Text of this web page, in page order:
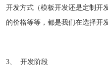
开发方式（模板开发还是定制开
的价格等等，都是我们在选择开
3、 开发阶段